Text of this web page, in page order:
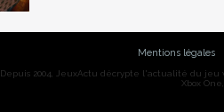
Mentions légales
Depuis 2004, JeuxActu décrypte l'actualité du jeu
Xbox